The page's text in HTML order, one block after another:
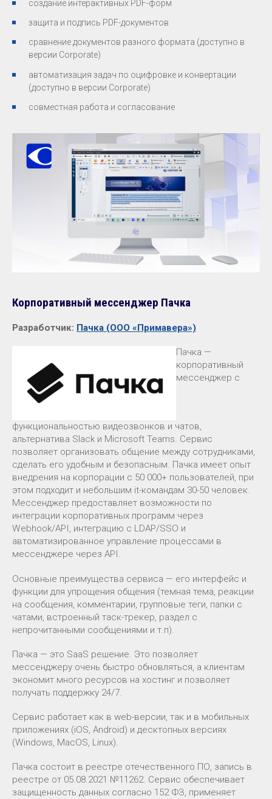
создание интерактивных PDF-форм
защита и подпись PDF-документов
сравнение документов разного формата (доступно в
версии Corporate)
автоматизация задач по оцифровке и конвертации
(доступно в версии Corporate)
совместная работа и согласование
Корпоративный мессенджер Пачка
Разработчик: Пачка (ООО «Примавера»)
Пачка —
корпоративный
мессенджер с
функциональностью видеозвонков и чатов,
альтернатива Slack и Microsoft Teams. Сервис
позволяет организовать общение между сотрудниками,
сделать его удобным и безопасным. Пачка имеет опыт
внедрения на корпорации с 50 000+ пользователей, при
этом подходит и небольшим it-командам 30-50 человек.
Мессенджер предоставляет возможности по
интеграции корпоративных программ через
Webhook/API, интеграцию с LDAP/SSO и
автоматизированное управление процессами в
мессенджере через API.
Основные преимущества сервиса — его интерфейс и
функции для упрощения общения (темная тема, реакции
на сообщения, комментарии, групповые теги, папки с
чатами, встроенный таск-трекер, раздел с
непрочитанными сообщениями и т.п).
Пачка — это SaaS решение. Это позволяет
мессенджеру очень быстро обновляться, а клиентам
экономит много ресурсов на хостинг и позволяет
получать поддержку 24/7.
Сервис работает как в web-версии, так и в мобильных
приложениях (iOS, Android) и десктопных версиях
(Windows, MacOS, Linux).
Пачка состоит в реестре отечественного ПО, запись в
реестре от 05.08.2021 №11262. Сервис обеспечивает
защищенность данных согласно 152 ФЗ, применяет